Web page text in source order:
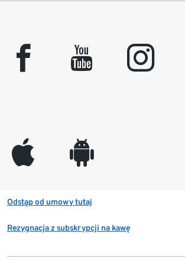
facebook youtube instagram
appleinc android
Odstąp od umowy tutaj
Rezygnacja z subskrypcji na kawę